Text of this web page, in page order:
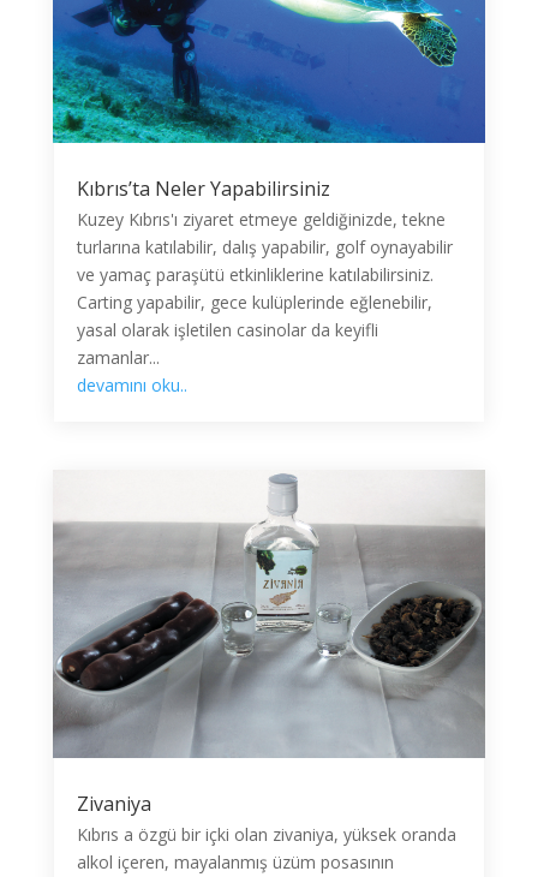
Kıbrıs’ta Neler Yapabilirsiniz
Kuzey Kıbrıs'ı ziyaret etmeye geldiğinizde, tekne
turlarına katılabilir, dalış yapabilir, golf oynayabilir
ve yamaç paraşütü etkinliklerine katılabilirsiniz.
Carting yapabilir, gece kulüplerinde eğlenebilir,
yasal olarak işletilen casinolar da keyifli
zamanlar...
devamını oku..
Zivaniya
Kıbrıs a özgü bir içki olan zivaniya, yüksek oranda
alkol içeren, mayalanmış üzüm posasının